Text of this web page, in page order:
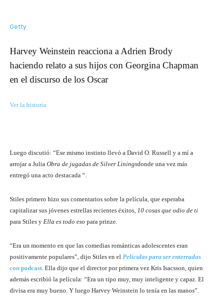
Getty
Harvey Weinstein reacciona a Adrien Brody
haciendo relato a sus hijos con Georgina Chapman
en el discurso de los Oscar
Ver la historia
Luego discutió: “Ese mismo instinto llevó a David O. Russell y a mí a
arrojar a Julia Obra de jugadas de Silver Liningsdonde una vez más
entregó una acto destacada “.
Stiles primero hizo sus comentarios sobre la película, que esperaba
capitalizar sus jóvenes estrellas recientes éxitos, 10 cosas que odio de ti
para Stiles y Ella es todo eso para prinze.
“Era un momento en que las comedias románticas adolescentes eran
positivamente populares”, dijo Stiles en el Películas para ser enterradas
con podcast. Ella dijo que el director por primera vez Kris Isacsson, quien
además escribió la película: “Era un tipo muy, muy inteligente y capaz. El
divisa era muy bueno. Y luego Harvey Weinstein lo tenía en las manos”.